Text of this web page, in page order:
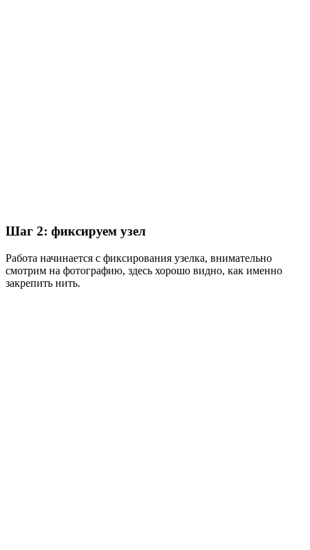
Шаг 2: фиксируем узел
Работа начинается с фиксирования узелка, внимательно
смотрим на фотографию, здесь хорошо видно, как именно
закрепить нить.